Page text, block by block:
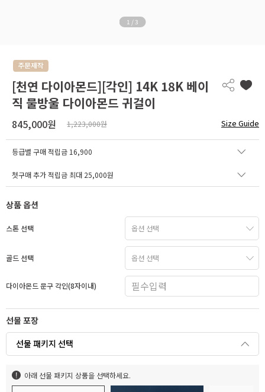
1 / 3
[천연 다이아몬드][각인] 14K 18K 베이
직 물방울 다이아몬드 귀걸이
845,000원 1,223,000원 Size Guide
등급별 구매 적립금 16,900
첫구매 추가 적립금 최대 25,000원
상품 옵션
스톤 선택
골드 선택
다이아몬드 문구 각인(8자이내)
선물 포장
선물 패키지 선택
아래 선물 패키지 상품을 선택하세요.